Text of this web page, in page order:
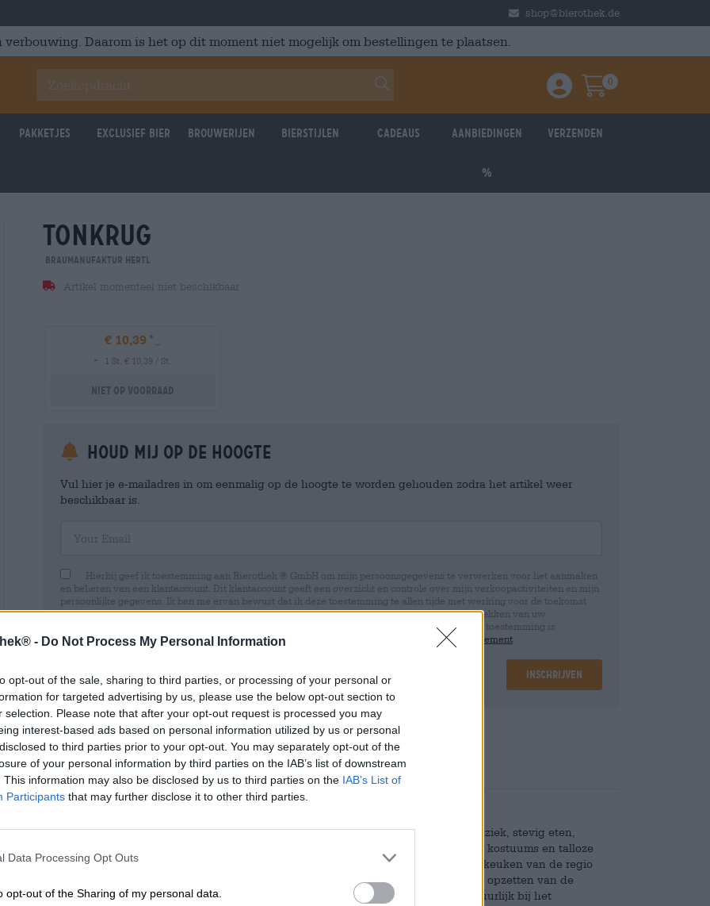
- Do Not Process My Personal Information
opt-out of the sale, sharing to third parties, or processing of your personal or
for targeted advertising by us, please use the below opt-out section to
selection. Please note that after your opt-out request is processed you may
interest-based ads based on personal information utilized by us or personal
to third parties prior to your opt-out. You may separately opt-out of the
of your personal information by third parties on the IAB’s list of downstream
This information may also be disclosed by us to third parties on the IAB’s List of
Participants that may further disclose it to other third parties.
Data Processing Opt Outs
opt-out of the Sharing of my personal data.
shop@bierothek.de
Daarom is het op dit moment niet mogelijk om bestellingen te plaatsen.
Einloggen / Anmelden
Warenkorb
0
Pakketjes Exclusief Bier Brouwerijen Bierstijlen Cadeaus Aanbiedingen
%
Verzenden
tonkrug
Braumanufaktur Hertl
Artikel momenteel niet beschikbaar
€ 10,39
-
1 St. € 10,39 / St.
Niet op voorraad
Houd mij op de hoogte
Vul hier je e-mailadres in om eenmalig op de hoogte te worden gehouden zodra het artikel weer
beschikbaar is.
Hierbij geef ik toestemming aan Bierothek ® GmbH om mijn persoonsgegevens te verwerken voor het aanmaken
en beheren van een klantaccount. Dit klantaccount geeft een overzicht en controle over mijn verkoopactiviteiten en mijn
persoonlijke gegevens. Ik ben me ervan bewust dat ik deze toestemming te allen tijde met werking voor de toekomst
kan intrekken door een e-mail te sturen naar shop@bierothek.de. Wij informeren u dat het intrekken van uw
toestemming geen invloed heeft op de rechtmatigheid van de verwerking die op basis van uw toestemming is
uitgevoerd tot het moment van intrekking. Meer informatie vindt u in onze
data protection statement
Inschrijven
* Prijzen zijn inclusief wettelijke BTW. PlusScheepvaart
Omschrijving Info Beoordelingen
In Franken en Beieren is bier een levend cultuurelement: naast stevige kopermuziek, stevig eten,
prachtige architectuur, blauwe luchten, adembenemende landschappen, statige kostuums en talloze
gebruiken en gebruiken mag gerstensap niet ontbreken. Het past perfect bij de keuken van de regio
en zorgt voor een uitbundige sfeer bij kerkelijke plechtigheden, carnaval, bij het opzetten van de
meiboom, bij nieuwjaarsschiet- en schietfeesten, bij de jaarlijkse veedrijf en natuurlijk bij het